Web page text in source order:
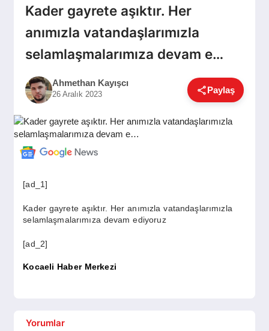
EĞITIM
DÜNYA
SPOR
Kader gayrete aşıktır. Her
anımızla vatandaşlarımızla
selamlaşmalarımıza devam e…
Ahmethan Kayışcı
26 Aralık 2023 Paylaş
[ad_1]
Kader gayrete aşıktır. Her anımızla vatandaşlarımızla
selamlaşmalarımıza devam ediyoruz
[ad_2]
Kocaeli Haber Merkezi
Yorumlar